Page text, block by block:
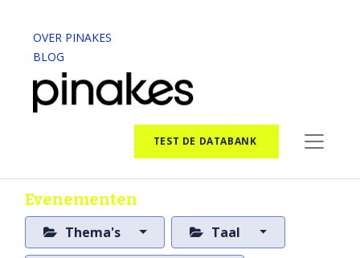
OVER PINAKES
BLOG
TEST DE DATABANK
Evenementen
Thema's Taal